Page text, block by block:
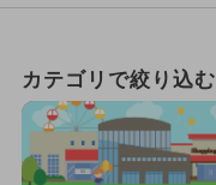
カテゴリで絞り込む